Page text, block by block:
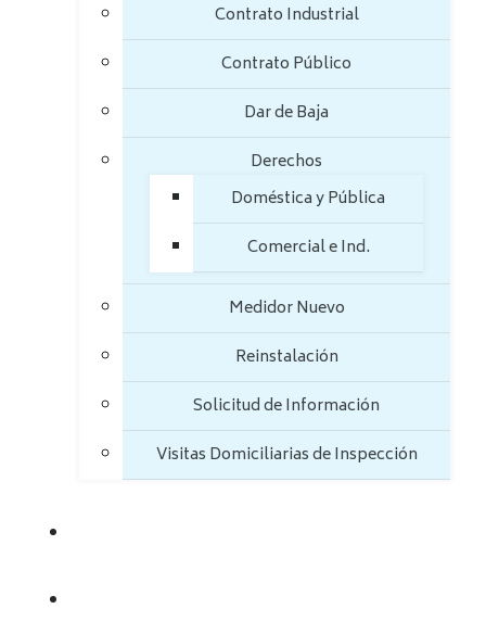
Contrato Industrial
Contrato Público
Dar de Baja
Derechos
Doméstica y Pública
Comercial e Ind.
Medidor Nuevo
Reinstalación
Solicitud de Información
Visitas Domiciliarias de Inspección